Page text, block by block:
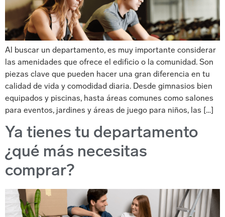
Al buscar un departamento, es muy importante considerar
las amenidades que ofrece el edificio o la comunidad. Son
piezas clave que pueden hacer una gran diferencia en tu
calidad de vida y comodidad diaria. Desde gimnasios bien
equipados y piscinas, hasta áreas comunes como salones
para eventos, jardines y áreas de juego para niños, las […]
Ya tienes tu departamento
¿qué más necesitas
comprar?